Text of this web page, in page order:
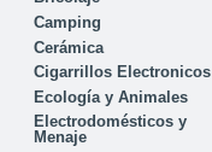
Camping
Cerámica
Cigarrillos Electronicos
Ecología y Animales
Electrodomésticos y
Menaje